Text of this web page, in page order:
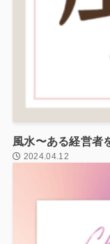
風水〜ある経営者
2024.04.12